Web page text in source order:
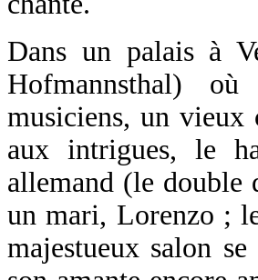
Dans un palais à
Hofmannsthal)
musiciens, un vieux
aux intrigues, le
allemand (le double
un mari, Lorenzo ;
majestueux salon